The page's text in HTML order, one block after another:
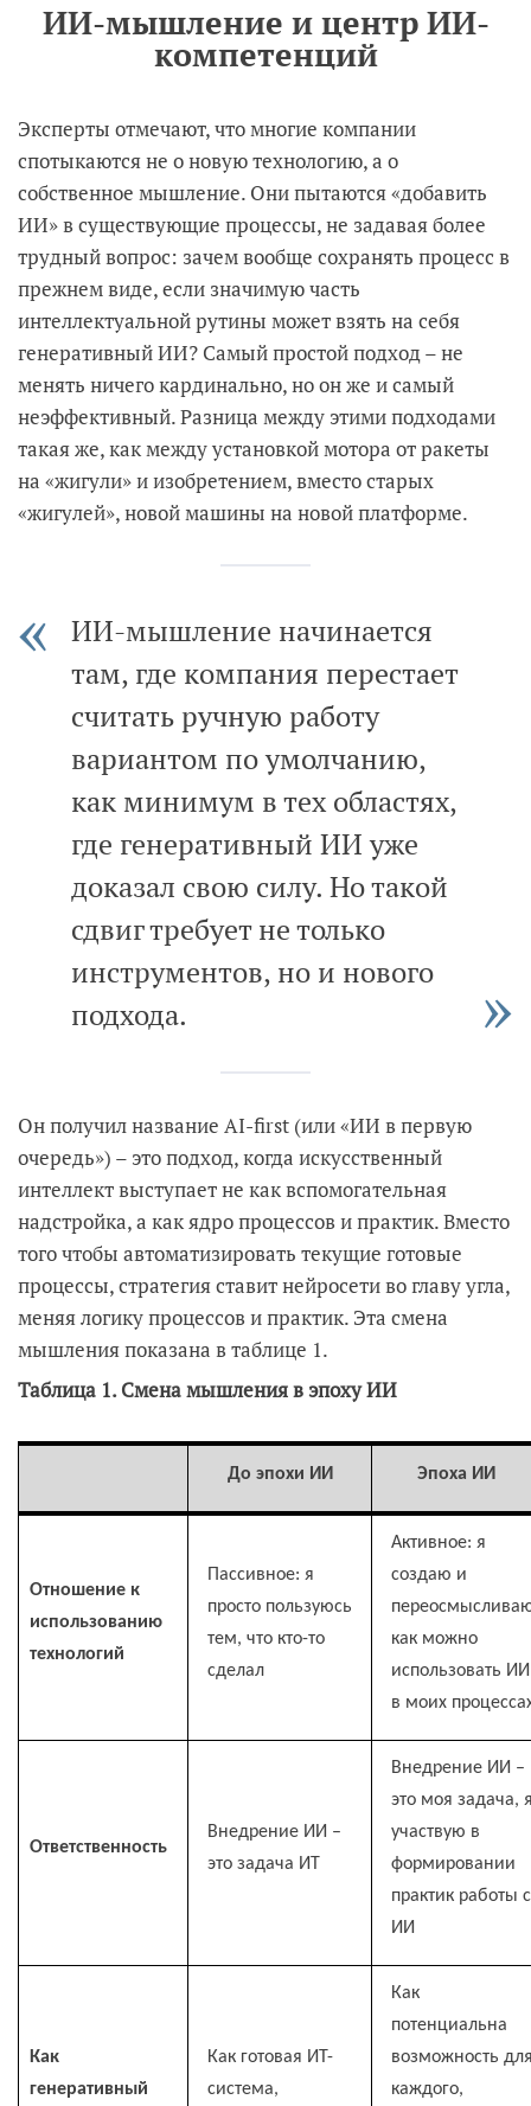
ИИ-мышление и центр ИИ-
компетенций
Эксперты отмечают, что многие компании
спотыкаются не о новую технологию, а о
собственное мышление. Они пытаются «добавить
ИИ» в существующие процессы, не задавая более
трудный вопрос: зачем вообще сохранять процесс в
прежнем виде, если значимую часть
интеллектуальной рутины может взять на себя
генеративный ИИ? Самый простой подход – не
менять ничего кардинально, но он же и самый
неэффективный. Разница между этими подходами
такая же, как между установкой мотора от ракеты
на «жигули» и изобретением, вместо старых
«жигулей», новой машины на новой платформе.
ИИ-мышление начинается
там, где компания перестает
считать ручную работу
вариантом по умолчанию,
как минимум в тех областях,
где генеративный ИИ уже
доказал свою силу. Но такой
сдвиг требует не только
инструментов, но и нового
подхода.
Он получил название AI-first (или «ИИ в первую
очередь») – это подход, когда искусственный
интеллект выступает не как вспомогательная
надстройка, а как ядро процессов и практик. Вместо
того чтобы автоматизировать текущие готовые
процессы, стратегия ставит нейросети во главу угла,
меняя логику процессов и практик. Эта смена
мышления показана в таблице 1.
Таблица 1. Смена мышления в эпоху ИИ
До эпохи ИИ Эпоха ИИ
Отношение к
использованию
технологий
Пассивное: я
просто пользуюсь
тем, что кто-то
сделал
Активное: я
создаю и
как можно
использовать ИИ
в моих
Ответственность
Внедрение ИИ –
это задача ИТ
Внедрение ИИ –
это моя задача,
участвую в
формировании
практик работы с
ИИ
Как
генеративный
Как готовая ИТ-
система,
Как
потенциальна
возможность
каждого,